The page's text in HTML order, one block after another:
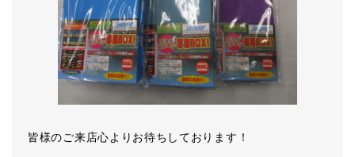
皆様のご来店心よりお待ちしております！